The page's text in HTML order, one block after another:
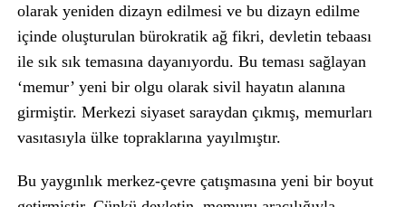
olarak yeniden dizayn edilmesi ve bu dizayn edilme
içinde oluşturulan bürokratik ağ fikri, devletin tebaası
ile sık sık temasına dayanıyordu. Bu teması sağlayan
‘memur’ yeni bir olgu olarak sivil hayatın alanına
girmiştir. Merkezi siyaset saraydan çıkmış, memurları
vasıtasıyla ülke topraklarına yayılmıştır.
Bu yaygınlık merkez-çevre çatışmasına yeni bir boyut